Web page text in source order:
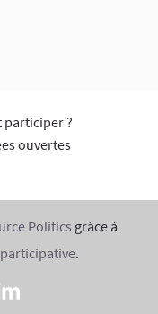
participer ?
ouvertes
Politics grâce à
.